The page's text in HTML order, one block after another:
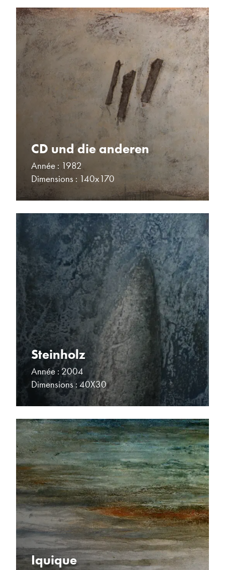
CD und die anderen
Année : 1982
Dimensions : 140x170
Steinholz
Année : 2004
Dimensions : 40X30
Iquique